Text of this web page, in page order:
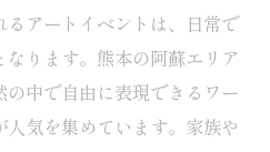
トが融合する熊本のキャ
を活かしたアートイベン
アートイベントは、日常で
ります。熊本の阿蘇エリア
中で自由に表現できるワー
気を集めています。家族や